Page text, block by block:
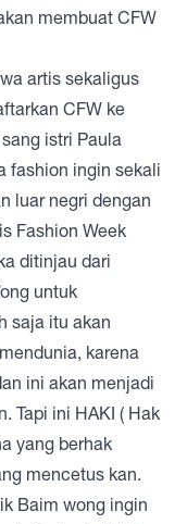
membuat CFW
artis sekaligus
CFW ke
istri Paula
fashion ingin sekali
luar negri dengan
Fashion Week
ditinjau dari
untuk
saja itu akan
karena
ini akan menjadi
Tapi ini HAKI ( Hak
yang berhak
mencetus kan.
Baim wong ingin